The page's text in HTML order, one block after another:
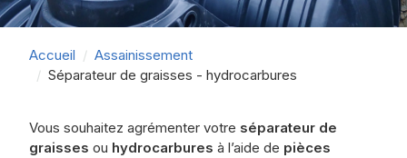
Accueil
Assainissement
Séparateur de graisses - hydrocarbures
Vous souhaitez agrémenter votre séparateur de
graisses ou hydrocarbures à l’aide de pièces